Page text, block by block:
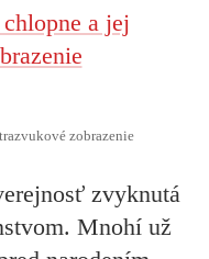
zobrazenie
zvyknutá
Mnohí už